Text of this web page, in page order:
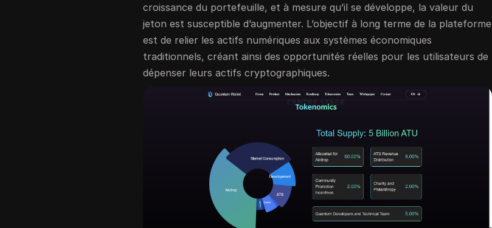
croissance du portefeuille, et à mesure qu’il se développe, la valeur du
jeton est susceptible d’augmenter. L’objectif à long terme de la plateforme
est de relier les actifs numériques aux systèmes économiques
traditionnels, créant ainsi des opportunités réelles pour les utilisateurs de
dépenser leurs actifs cryptographiques.